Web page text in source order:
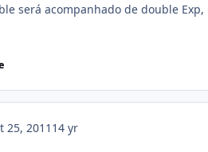
será acompanhado de double Exp,
25, 2011 14 yr